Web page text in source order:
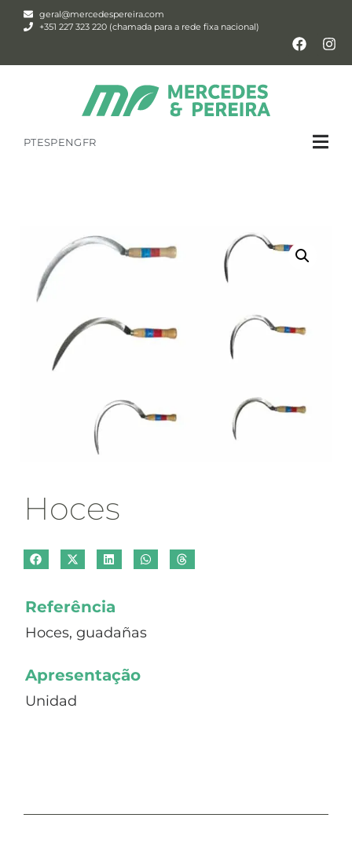
geral@mercedespereira.com
+351 227 323 220 (chamada para a rede fixa nacional)
PTESPENGFR
Hoces
Referência
Hoces, guadañas
Apresentação
Unidad